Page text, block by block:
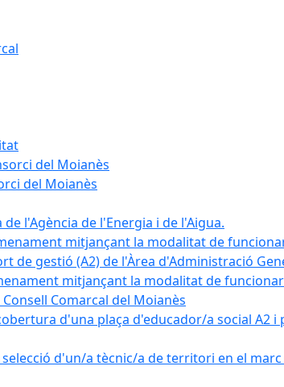
del Moianès
del Moianès
l'Agència de l'Energia i de l'Aigua.
mitjançant la modalitat de
de gestió (A2) de l'Àrea d'Administració
mitjançant la modalitat de
Comarcal del Moianès
d'una plaça d'educador/a social A2
d'un/a tècnic/a de territori en el marc